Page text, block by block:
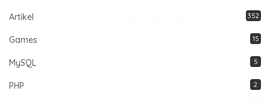
Artikel 352
Games 15
MySQL 5
PHP 2